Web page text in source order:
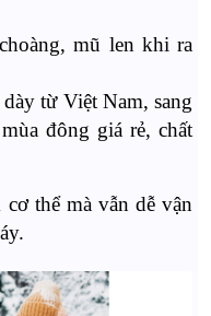
mũ len khi ra
từ Việt Nam, sang
đông giá rẻ, chất
thể mà vẫn dễ vận